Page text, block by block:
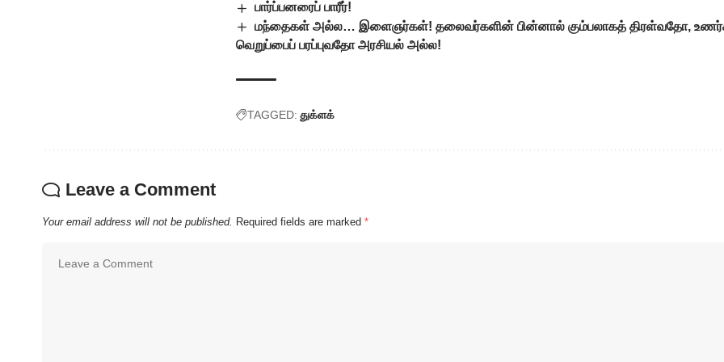
பார்ப்பனரைப் பாரீர்!
மந்தைகள் அல்ல… இளைஞர்கள்! தலைவர்களின் பின்னால் கும்பலாகத் திரள்வதோ,
வெறுப்பைப் பரப்புவதோ அரசியல் அல்ல!
TAGGED: துக்ளக்
Leave a Comment
Your email address will not be published. Required fields are marked *